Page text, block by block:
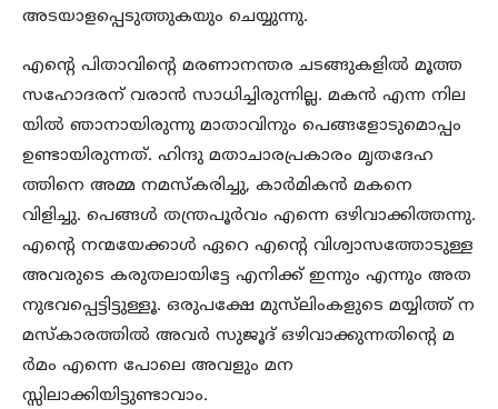
അടയാളപ്പെടുത്തുകയും ചെയ്യുന്നു.
എന്റെ പിതാവിന്റെ മരണാനന്തര ചടങ്ങുകളില്‍ മൂത്ത
സഹോദരന് വരാന്‍ സാധിച്ചിരുന്നില്ല. മകന്‍ എന്ന നില
യില്‍ ഞാനായിരുന്നു മാതാവിനും പെങ്ങളോടുമൊപ്പം
ഉണ്ടായിരുന്നത്. ഹിന്ദു മതാചാരപ്രകാരം മൃതദേഹ
ത്തിനെ അമ്മ നമസ്‌കരിച്ചു, കാര്‍മികന്‍ മകനെ
വിളിച്ചു. പെങ്ങള്‍ തന്ത്രപൂര്‍വം എന്നെ ഒഴിവാക്കിത്തന്നു.
എന്റെ നന്മയേക്കാള്‍ ഏറെ എന്റെ വിശ്വാസത്തോടുള്ള
അവരുടെ കരുതലായിട്ടേ എനിക്ക് ഇന്നും എന്നും അത
നുഭവപ്പെട്ടിട്ടുള്ളൂ. ഒരുപക്ഷേ മുസ്‌ലിംകളുടെ മയ്യിത്ത് ന
മസ്‌കാരത്തില്‍ അവര്‍ സുജൂദ് ഒഴിവാക്കുന്നതിന്റെ മ
ര്‍മം എന്നെ പോലെ അവളും മന
സ്സിലാക്കിയിട്ടുണ്ടാവാം.